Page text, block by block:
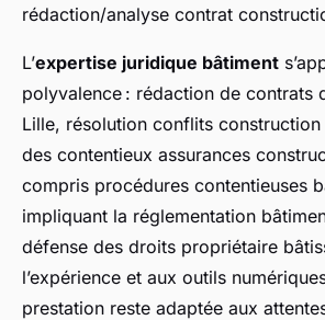
rédaction/analyse contrat
L’expertise juridique bâtiment
polyvalence : rédaction de contrats
Lille, résolution conflits
des contentieux assurances
compris procédures contentieuses
impliquant la réglementation
défense des droits propriétaire
l’expérience et aux outils
prestation reste adaptée aux